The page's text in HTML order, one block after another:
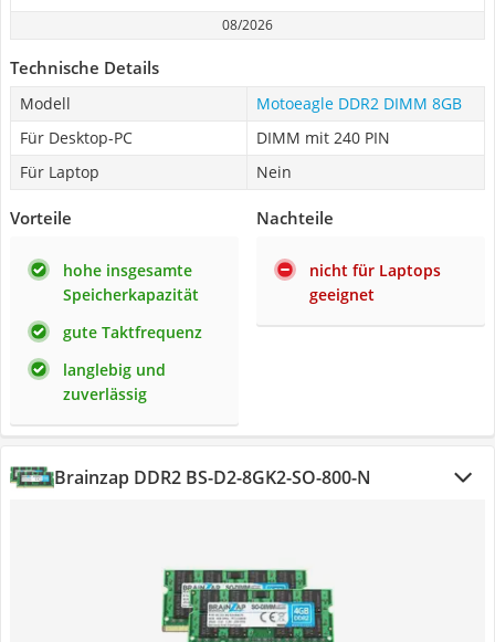
08/2026
Technische Details
Modell
Motoeagle DDR2 DIMM 8GB
Für Desktop-PC
DIMM mit 240 PIN
Für Laptop
Nein
Vorteile
hohe insgesamte
Speicherkapazität
gute Taktfrequenz
langlebig und
zuverlässig
Nachteile
nicht für Laptops
geeignet
Brainzap DDR2 BS-D2-8GK2-SO-800-N